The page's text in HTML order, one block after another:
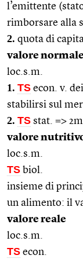
l’emittente
rimborsare alla
2. quota di
valore normale
loc.s.m.
1. TS econ. v.
stabilirsi sul
2. TS stat. =>
valore
loc.s.m.
TS biol.
insieme di
un alimento: il
valore reale
loc.s.m.
TS econ.